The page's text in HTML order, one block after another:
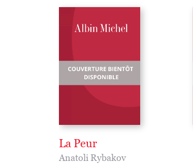
La Peur
Anatoli Rybakov